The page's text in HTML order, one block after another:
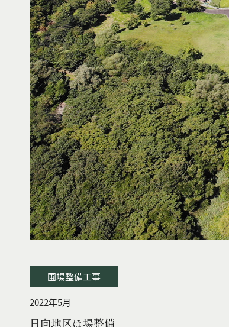
圃場整備工事
2022年5月
日向地区ほ場整備